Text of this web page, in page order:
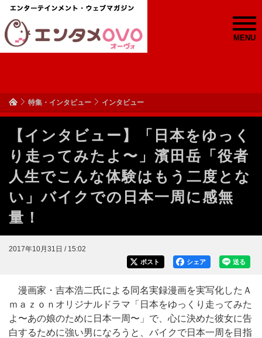
MENU
特集・インタビュー インタビュー
【インタビュー】「日本をゆっく
り走ってみたよ〜」濱田岳「役者
人生でこんな体験はもう二度とな
い」バイクでの日本一周に感無
量！
2017年10月31日 / 15:02
送る
シェア
ポスト
漫画家・吉本浩二氏による同名実録漫画を実写化したＡ
ｍａｚｏｎオリジナルドラマ「日本をゆっくり走ってみた
よ〜あの娘のために日本一周〜」で、心に決めた彼女に告
白するために強い男になろうと、バイクで日本一周を目指